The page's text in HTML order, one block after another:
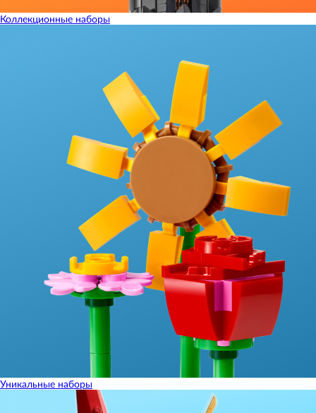
Коллекционные наборы
Уникальные наборы